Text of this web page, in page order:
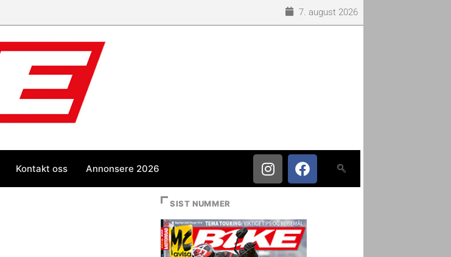
7. august 2026
Kontakt oss Annonsere 2026
SIST NUMMER